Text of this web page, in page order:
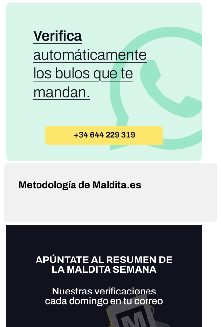
Metodología de Maldita.es